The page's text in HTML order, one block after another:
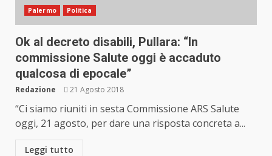
Palermo Politica
Ok al decreto disabili, Pullara: “In
commissione Salute oggi è accaduto
qualcosa di epocale”
Redazione 21 Agosto 2018
“Ci siamo riuniti in sesta Commissione ARS Salute
oggi, 21 agosto, per dare una risposta concreta a...
Leggi tutto